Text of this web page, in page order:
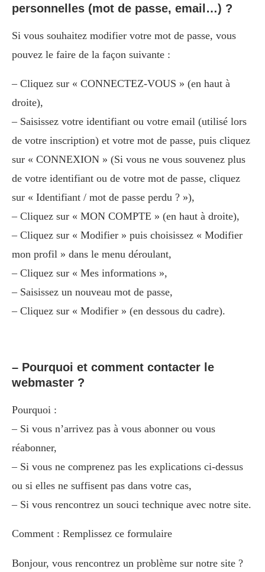
personnelles (mot de passe, email…) ?
Si vous souhaitez modifier votre mot de passe, vous
pouvez le faire de la façon suivante :
– Cliquez sur « CONNECTEZ-VOUS » (en haut à
droite),
– Saisissez votre identifiant ou votre email (utilisé lors
de votre inscription) et votre mot de passe, puis cliquez
sur « CONNEXION » (Si vous ne vous souvenez plus
de votre identifiant ou de votre mot de passe, cliquez
sur « Identifiant / mot de passe perdu ? »),
– Cliquez sur « MON COMPTE » (en haut à droite),
– Cliquez sur « Modifier » puis choisissez « Modifier
mon profil » dans le menu déroulant,
– Cliquez sur « Mes informations »,
– Saisissez un nouveau mot de passe,
– Cliquez sur « Modifier » (en dessous du cadre).
– Pourquoi et comment contacter le
webmaster ?
Pourquoi :
– Si vous n’arrivez pas à vous abonner ou vous
réabonner,
– Si vous ne comprenez pas les explications ci-dessus
ou si elles ne suffisent pas dans votre cas,
– Si vous rencontrez un souci technique avec notre site.
Comment : Remplissez ce formulaire
Bonjour, vous rencontrez un problème sur notre site ?